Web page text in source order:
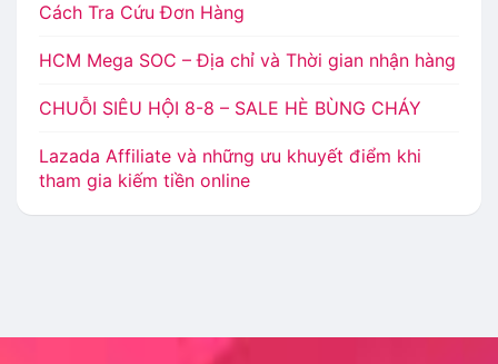
Cách Tra Cứu Đơn Hàng
HCM Mega SOC – Địa chỉ và Thời gian nhận hàng
CHUỖI SIÊU HỘI 8-8 – SALE HÈ BÙNG CHÁY
Lazada Affiliate và những ưu khuyết điểm khi
tham gia kiếm tiền online